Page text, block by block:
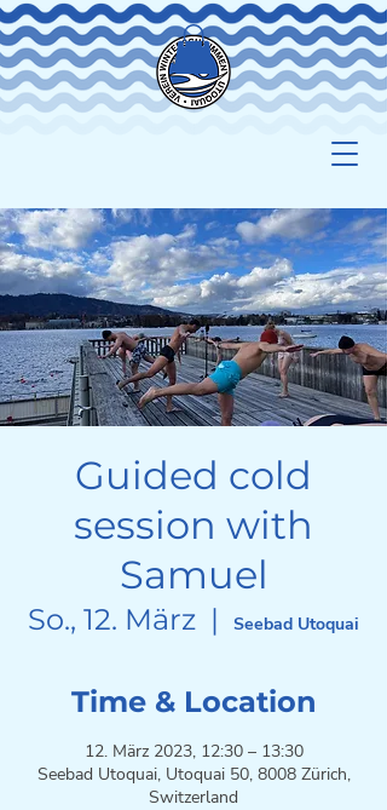
Guided cold
session with
Samuel
So., 12. März
  |
Seebad Utoquai
Time & Location
12. März 2023, 12:30 – 13:30
Seebad Utoquai, Utoquai 50, 8008 Zürich,
Switzerland